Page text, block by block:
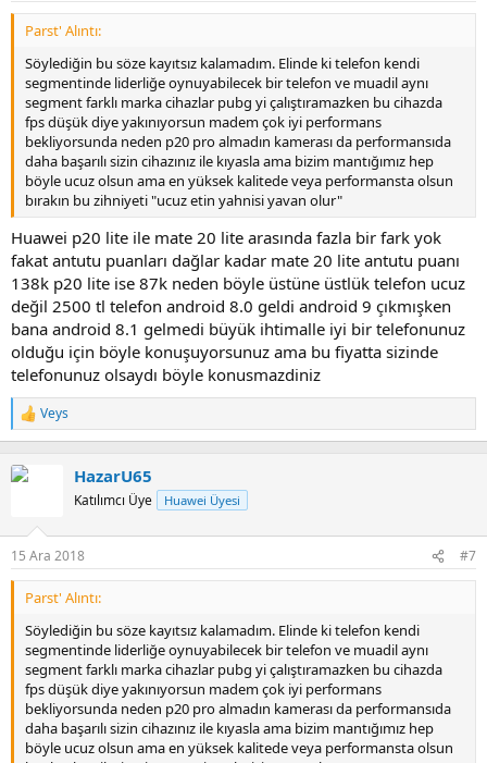
Parst' Alıntı:
Söylediğin bu söze kayıtsız kalamadım. Elinde ki telefon kendi
segmentinde liderliğe oynuyabilecek bir telefon ve muadil aynı
segment farklı marka cihazlar pubg yi çalıştıramazken bu cihazda
fps düşük diye yakınıyorsun madem çok iyi performans
bekliyorsunda neden p20 pro almadın kamerası da performansıda
daha başarılı sizin cihazınız ile kıyasla ama bizim mantığımız hep
böyle ucuz olsun ama en yüksek kalitede veya performansta olsun
bırakın bu zihniyeti "ucuz etin yahnisi yavan olur"
Huawei p20 lite ile mate 20 lite arasında fazla bir fark yok
fakat antutu puanları dağlar kadar mate 20 lite antutu puanı
138k p20 lite ise 87k neden böyle üstüne üstlük telefon ucuz
değil 2500 tl telefon android 8.0 geldi android 9 çıkmışken
bana android 8.1 gelmedi büyük ihtimalle iyi bir telefonunuz
olduğu için böyle konuşuyorsunuz ama bu fiyatta sizinde
telefonunuz olsaydı böyle konusmazdiniz
T
e
k
r
:
Veys
HazarU65
Katılımcı Üye Huawei Üyesi
15 Ara 2018 #7
Parst' Alıntı:
Söylediğin bu söze kayıtsız kalamadım. Elinde ki telefon kendi
segmentinde liderliğe oynuyabilecek bir telefon ve muadil aynı
segment farklı marka cihazlar pubg yi çalıştıramazken bu cihazda
fps düşük diye yakınıyorsun madem çok iyi performans
bekliyorsunda neden p20 pro almadın kamerası da performansıda
daha başarılı sizin cihazınız ile kıyasla ama bizim mantığımız hep
böyle ucuz olsun ama en yüksek kalitede veya performansta olsun